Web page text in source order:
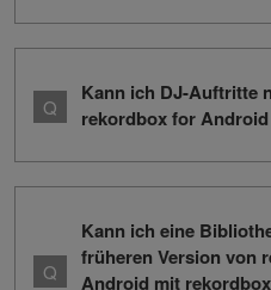
Kann ich DJ-Auftritte
rekordbox for
Kann ich eine
früheren Version von
Android mit